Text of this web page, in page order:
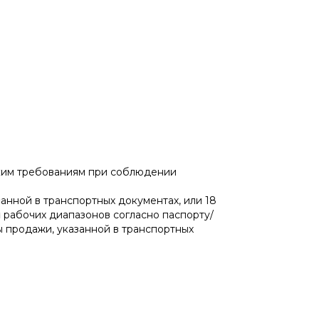
требованиям при соблюдении
в транспортных документах, или 18
диапазонов согласно паспорту/
указанной в транспортных